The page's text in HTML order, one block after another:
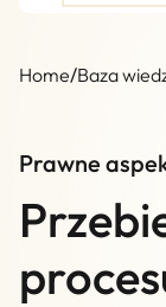
Home/Baza
Prawne